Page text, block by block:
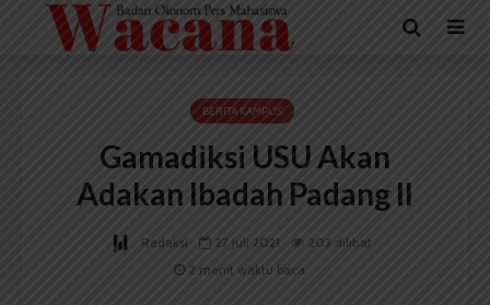
BERITA KAMPUS
Gamadiksi USU Akan
Adakan Ibadah Padang II
Redaksi 27 Juli 2021
203 dilihat
2 menit waktu baca